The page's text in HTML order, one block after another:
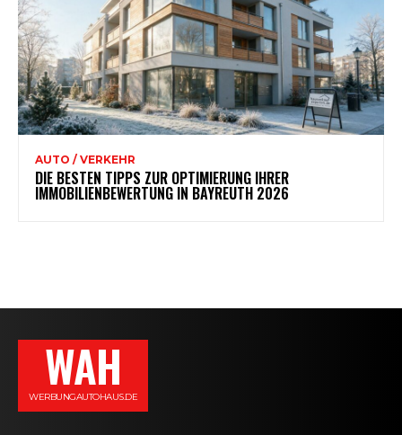
AUTO / VERKEHR
DIE BESTEN TIPPS ZUR OPTIMIERUNG IHRER
IMMOBILIENBEWERTUNG IN BAYREUTH 2026
WAH
WERBUNGAUTOHAUS.DE